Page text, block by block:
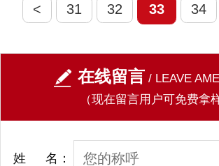
< 31 32 33 34
在线留言 / LEAVE
（现在留言用户可免费拿样
姓 名：